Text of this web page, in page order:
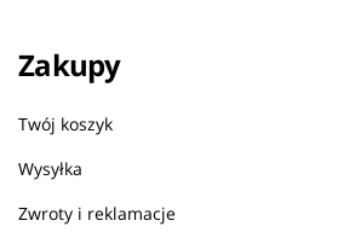
Zakupy
Twój koszyk
Wysyłka
Zwroty i reklamacje